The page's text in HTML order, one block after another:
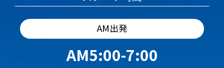
AM出発
AM5:00-7:00